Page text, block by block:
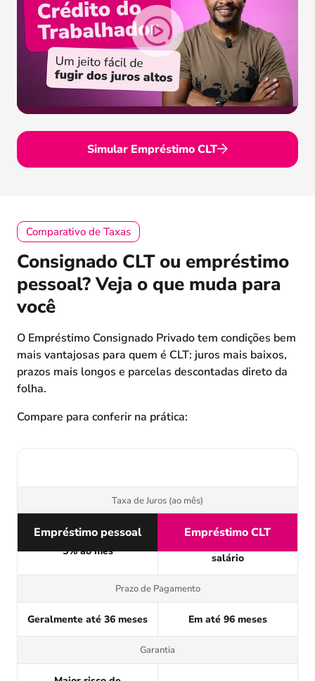
Simular Empréstimo CLT
Comparativo de Taxas
Consignado CLT ou empréstimo
pessoal? Veja o que muda para
você
O Empréstimo Consignado Privado tem condições bem
mais vantajosas para quem é CLT: juros mais baixos,
prazos mais longos e parcelas descontadas direto da
folha.
Compare para conferir na prática:
Empréstimo pessoal Empréstimo CLT
Taxa de Juros (ao mês)
Podem chegar a mais de
5% ao mês
Muito mais baixas por ser
salário
Prazo de Pagamento
Geralmente até 36 meses Em até 96 meses
Garantia